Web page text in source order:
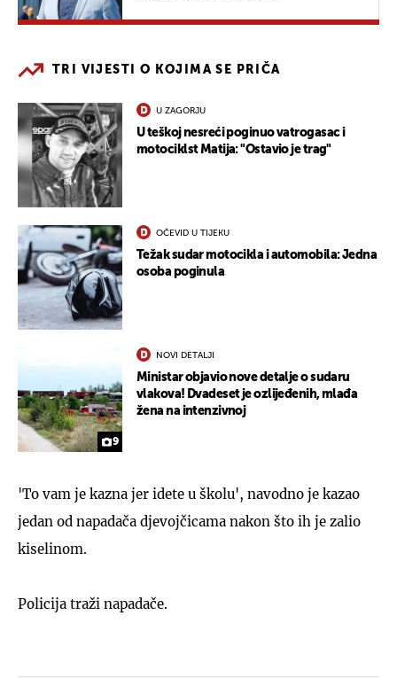
TRI VIJESTI O KOJIMA SE PRIČA
U ZAGORJU
U teškoj nesreći poginuo vatrogasac i
motociklst Matija: "Ostavio je trag"
OČEVID U TIJEKU
Težak sudar motocikla i automobila: Jedna
osoba poginula
9
NOVI DETALJI
Ministar objavio nove detalje o sudaru
vlakova! Dvadeset je ozlijeđenih, mlađa
žena na intenzivnoj
'To vam je kazna jer idete u školu', navodno je kazao
jedan od napadača djevojčicama nakon što ih je zalio
kiselinom.
Policija traži napadače.